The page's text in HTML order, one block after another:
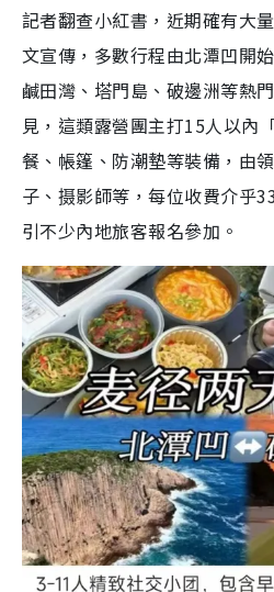
記者翻查小紅書，近期確有大
文宣傳，多數行程由北潭凹開
鹹田灣、塔門島、破邊洲等熱
見，這類露營團主打15人以內
餐、帳篷、防潮墊等裝備，由
子、摄影師等，每位收費介乎
引不少內地旅客報名參加。